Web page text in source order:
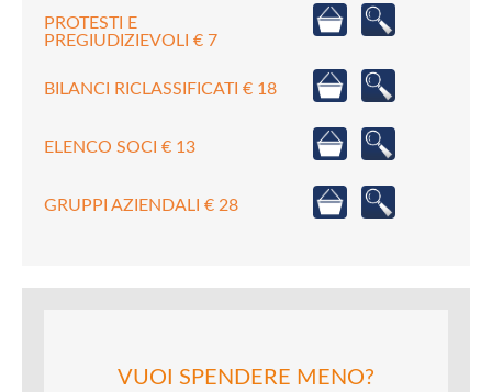
PROTESTI E
PREGIUDIZIEVOLI € 7
BILANCI RICLASSIFICATI € 18
ELENCO SOCI € 13
GRUPPI AZIENDALI € 28
VUOI SPENDERE MENO?